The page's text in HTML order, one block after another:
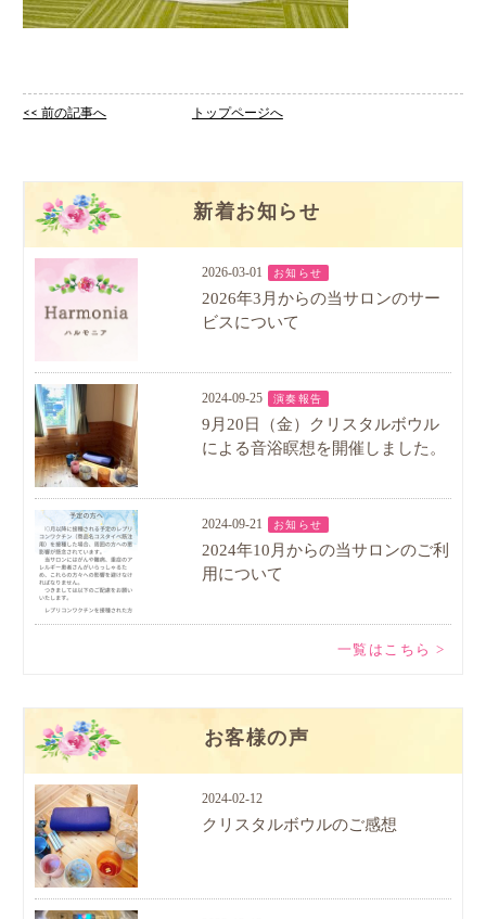
<< 前の記事へ トップページへ
新着お知らせ
2026-03-01 お知らせ
2026年3月からの当サロンのサー
ビスについて
2024-09-25 演奏報告
9月20日（金）クリスタルボウル
による音浴瞑想を開催しました。
2024-09-21 お知らせ
2024年10月からの当サロンのご利
用について
一覧はこちら >
お客様の声
2024-02-12
クリスタルボウルのご感想